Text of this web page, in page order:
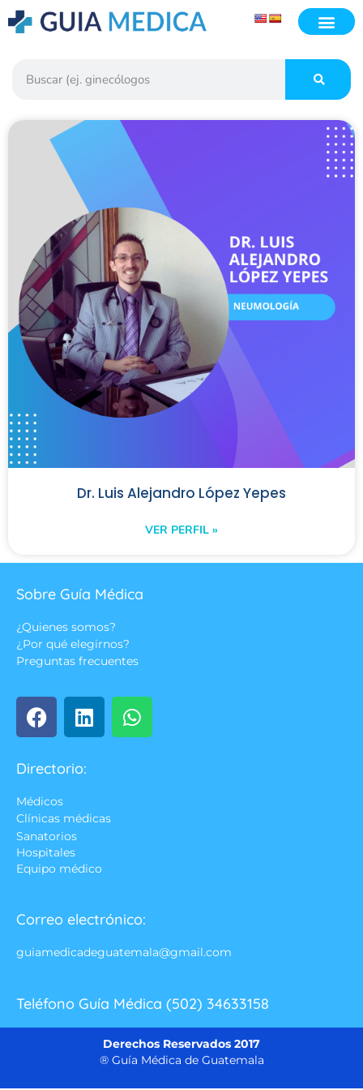
Dr. Luis Alejandro López Yepes
VER PERFIL »
Sobre Guía Médica
¿Quienes somos?
¿Por qué elegirnos?
Preguntas frecuentes
Directorio:
Médicos
Clínicas médicas
Sanatorios
Hospitales
Equipo médico
Correo electrónico:
guiamedicadeguatemala@gmail.com
Teléfono Guía Médica (502) 34633158
Derechos Reservados 2017
® Guía Médica de Guatemala